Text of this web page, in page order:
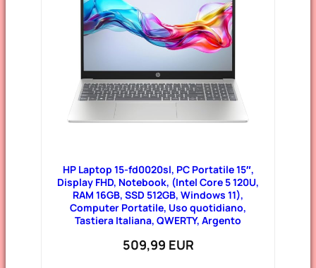
HP Laptop 15-fd0020sl, PC Portatile 15″,
Display FHD, Notebook, (Intel Core 5 120U,
RAM 16GB, SSD 512GB, Windows 11),
Computer Portatile, Uso quotidiano,
Tastiera Italiana, QWERTY, Argento
509,99 EUR